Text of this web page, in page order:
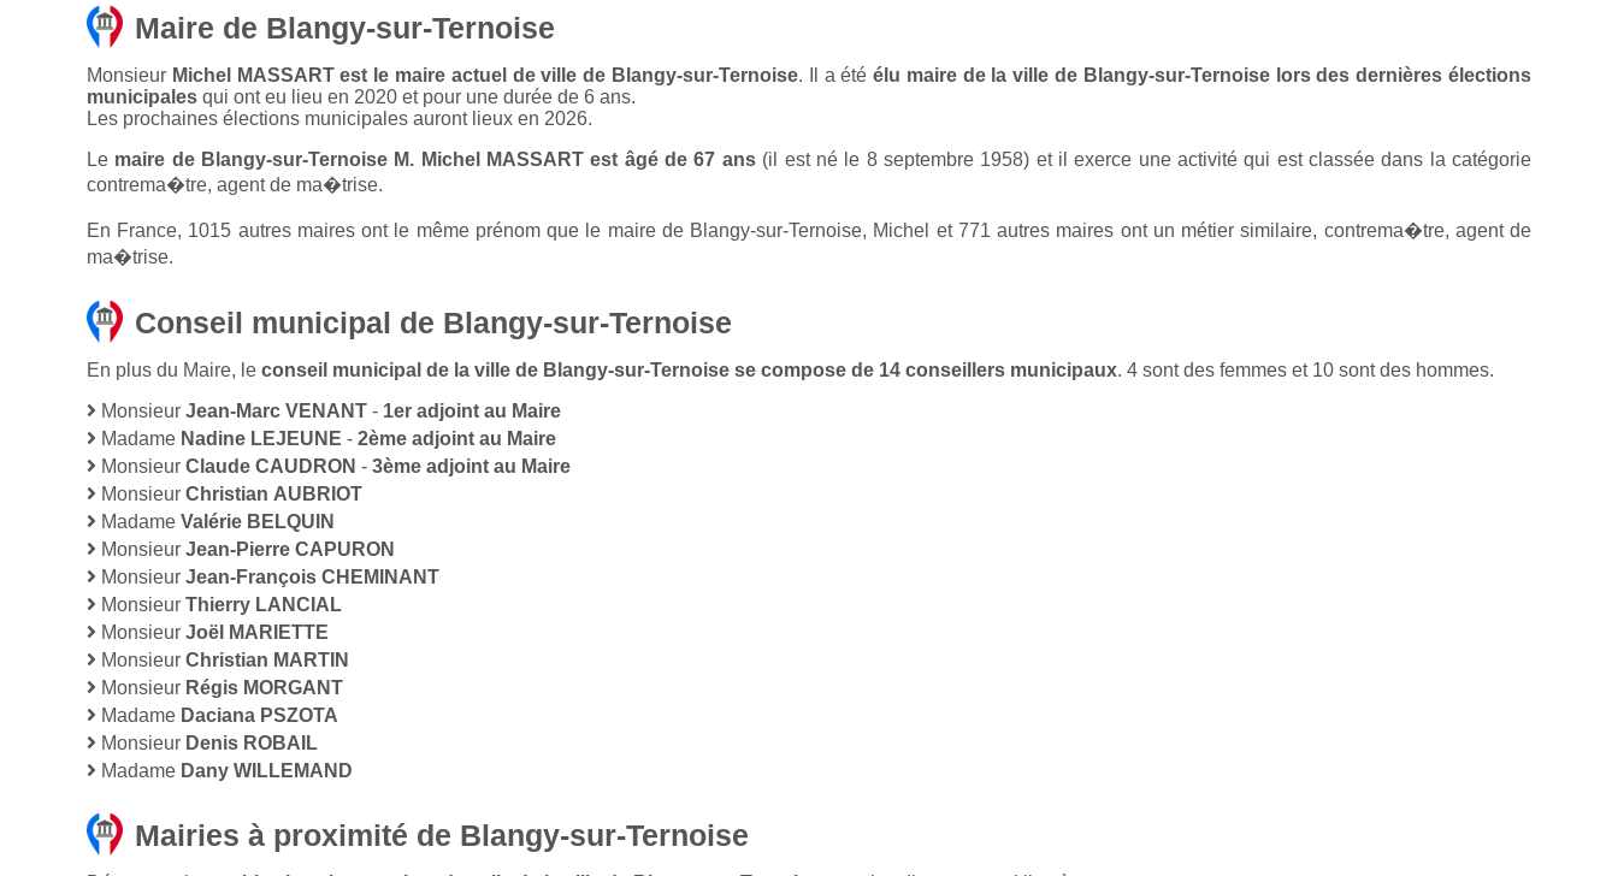
Maire de Blangy-sur-Ternoise
Monsieur Michel MASSART est le maire actuel de ville de Blangy-sur-Ternoise. Il a étéélu maire de la ville de Blangy-sur-Ternoise lors des dernières élections
municipales qui ont eu lieu en 2020 et pour une durée de 6 ans.
Les prochaines élections municipales auront lieux en 2026.
Le maire de Blangy-sur-Ternoise M. Michel MASSART est âgé de 67 ans(il est né le 8 septembre 1958) et il exerce une activité qui est classée dans la catégorie
contrema�tre, agent de ma�trise.
En France, 1015 autres maires ont le même prénom que le maire de Blangy-sur-Ternoise, Michel et 771 autres maires ont un métier similaire, contrema�tre, agent de
ma�trise.
Conseil municipal de Blangy-sur-Ternoise
En plus du Maire, le conseil municipal de la ville de Blangy-sur-Ternoise se compose de 14 conseillers municipaux. 4 sont des femmes et 10 sont des hommes.
Monsieur Jean-Marc VENANT - 1er adjoint au Maire
Madame Nadine LEJEUNE - 2ème adjoint au Maire
Monsieur Claude CAUDRON - 3ème adjoint au Maire
Monsieur Christian AUBRIOT
Madame Valérie BELQUIN
Monsieur Jean-Pierre CAPURON
Monsieur Jean-François CHEMINANT
Monsieur Thierry LANCIAL
Monsieur Joël MARIETTE
Monsieur Christian MARTIN
Monsieur Régis MORGANT
Madame Daciana PSZOTA
Monsieur Denis ROBAIL
Madame Dany WILLEMAND
Mairies à proximité de Blangy-sur-Ternoise